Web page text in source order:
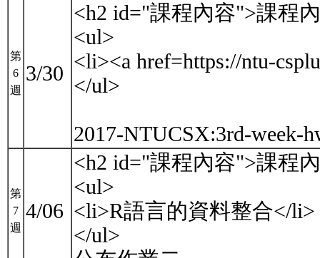
第
6
週
3/30
<h2 id="課程內容">課程
<ul>
<li><a href=https://ntu-
</ul>
2017-NTUCSX:3rd-week-
第
7
週
4/06
<h2 id="課程內容">課程
<ul>
<li>R語言的資料整合</li>
</ul>